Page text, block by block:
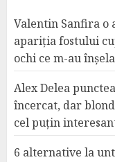
Valentin Sanfira o
apariția fostului
ochi ce m-au
Alex Delea
încercat, dar
cel puțin
6 alternative la